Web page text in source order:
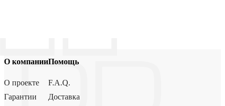
О компании
О проекте
Гарантии
Помощь
F.A.Q.
Доставка